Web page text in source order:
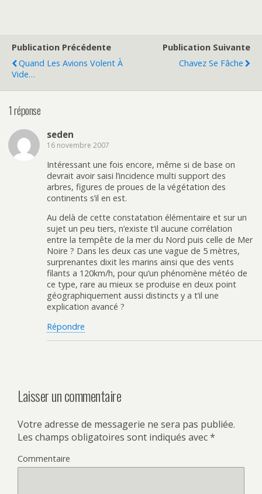
Publication Précédente
Quand Les Avions Volent À
Vide…
Publication Suivante
Chavez Se Fâche
1 réponse
seden
16 novembre 2007
Intéressant une fois encore, même si de base on
devrait avoir saisi l’incidence multi support des
arbres, figures de proues de la végétation des
continents s’il en est.
Au delà de cette constatation élémentaire et sur un
sujet un peu tiers, n’existe t’il aucune corrélation
entre la tempête de la mer du Nord puis celle de Mer
Noire ? Dans les deux cas une vague de 5 mètres,
surprenantes dixit les marins ainsi que des vents
filants a 120km/h, pour qu’un phénomène météo de
ce type, rare au mieux se produise en deux point
géographiquement aussi distincts y a t’il une
explication avancé ?
Répondre
Laisser un commentaire
Votre adresse de messagerie ne sera pas publiée.
Les champs obligatoires sont indiqués avec*
Commentaire